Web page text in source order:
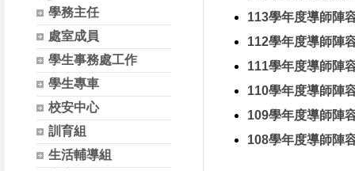
學務主任
處室成員
學生事務處工作
學生專車
校安中心
訓育組
生活輔導組
113學年度導師陣
112學年度導師陣
111學年度導師陣
110學年度導師陣
109學年度導師陣
108學年度導師陣